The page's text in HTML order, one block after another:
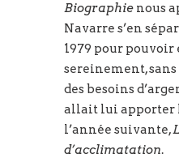
Biographie nous
Navarre s’en
1979 pour pouvoir
sereinement,
des besoins
allait lui apporter
l’année suivante,
d’acclimatation.